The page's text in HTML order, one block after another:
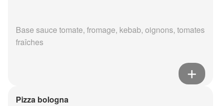
Base sauce tomate, fromage, kebab, oignons, tomates
fraîches
Pizza bologna